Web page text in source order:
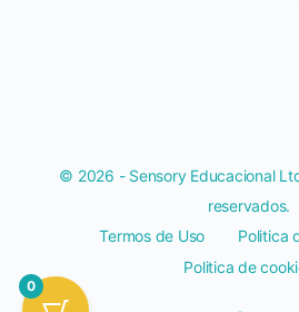
© 2026 - Sensory Educacional
reservados.
Termos de Uso
Politica
Politica de
0